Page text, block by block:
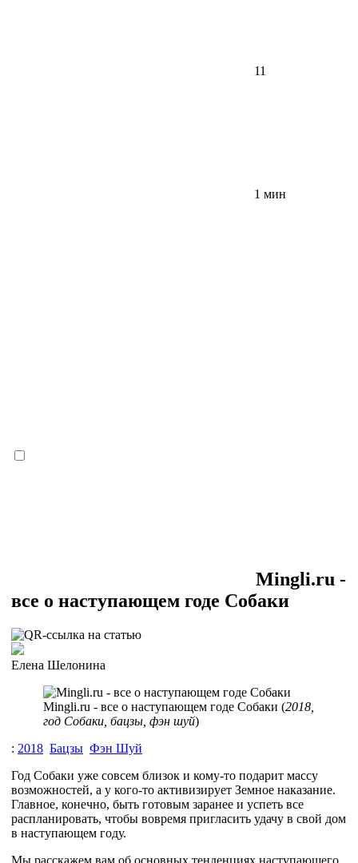
11
1 мин
Мingli.ru -
все о наступающем годе Собаки
Елена Шелонина
Мingli.ru - все о наступающем годе Собаки (2018,
год Собаки, бацзы, фэн шуй)
: 2018 Бацзы Фэн Шуй
Год Собаки уже совсем близок и кому-то подарит массу
возможностей, а у кого-то активизирует Земное наказание.
Главное, конечно, быть готовым заранее и успеть все
распланировать, чтобы вовремя пригласить удачу в свой дом
в наступающем году.
Мы расскажем вам об основных тенденциях наступающего